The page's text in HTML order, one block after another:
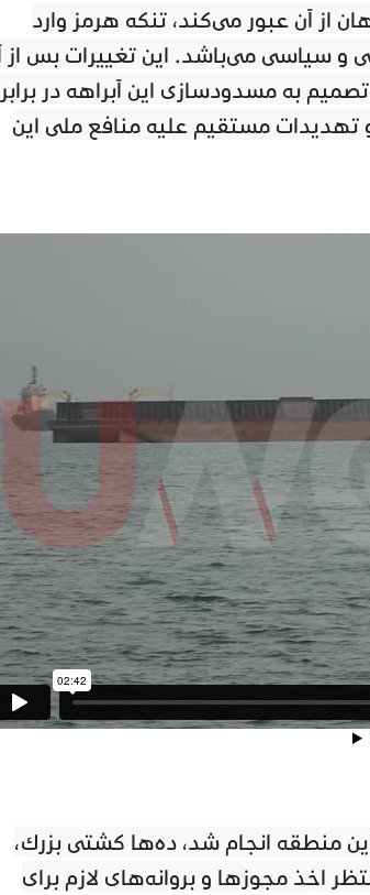
از آن عبور می‌کند، تنگه هرمز وارد
و سیاسی می‌باشد. این تغییرات پس از
به مسدودسازی این آبراهه در برابر
تهدیدات مستقیم علیه منافع ملی این
منطقه انجام شد، ده‌ها کشتی بزرگ،
اخذ مجوزها و پروانه‌های لازم برای